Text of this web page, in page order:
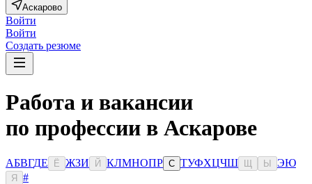
Аскарово
Войти
Войти
Создать резюме
Работа и вакансии
по профессии в Аскарове
АБВГДЕ Ё ЖЗИ Й КЛМНОПР С ТУФХЦЧШ Ы ЭЮ
Я
#